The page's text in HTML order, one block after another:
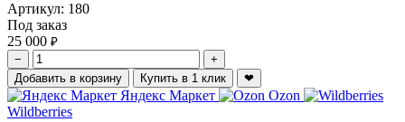
Артикул: 180
Под заказ
25 000 ₽
−
+
Добавить в корзину
Купить в 1 клик ❤
Яндекс Маркет
Ozon
Wildberries